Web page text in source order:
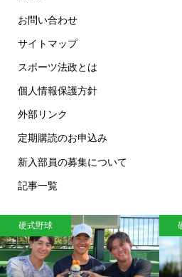
お問い合わせ
サイトマップ
スポーツ法政とは
個人情報保護方針
外部リンク
定期購読のお申込み
新入部員の募集について
記事一覧
硬式野球